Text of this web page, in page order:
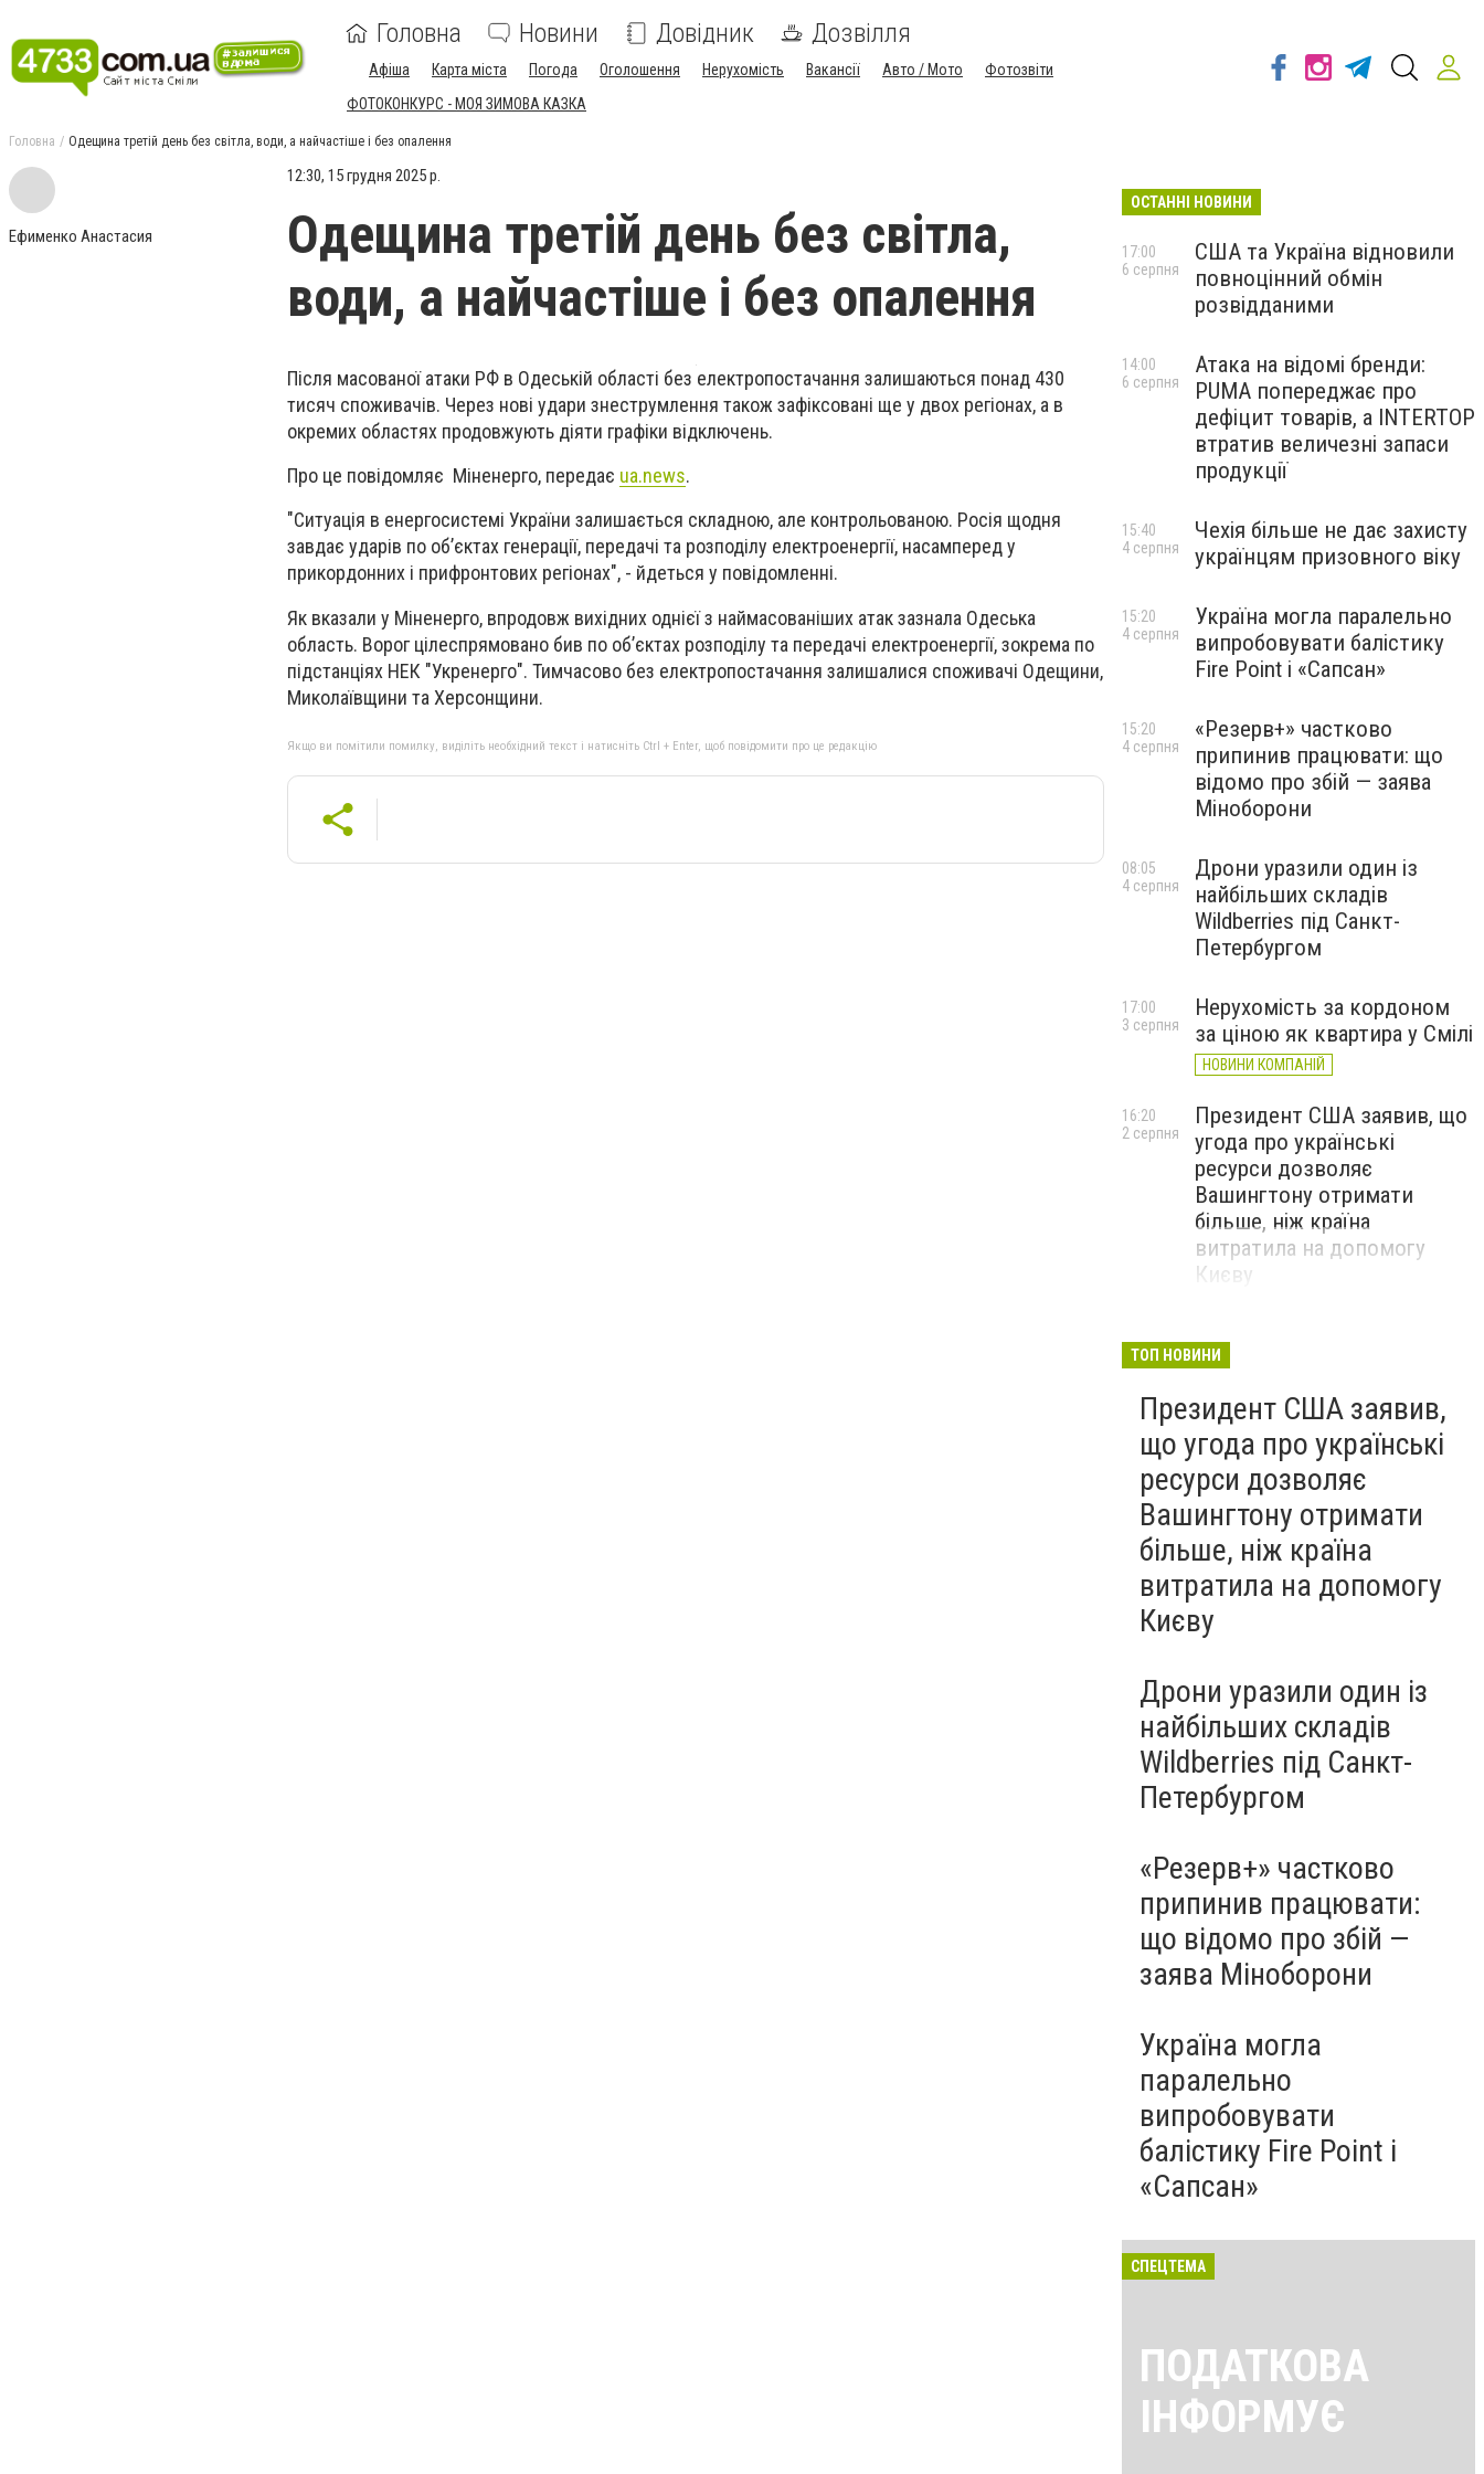
Головна Новини Довідник Дозвілля
Афіша Карта міста Погода Оголошення Нерухомість Вакансії Авто / Мото
Фотозвіти
ФОТОКОНКУРС - МОЯ ЗИМОВА КАЗКА
Головна Одещина третій день без світла, води, а найчастіше і без опалення
Ефименко Анастасия
12:30, 15 грудня 2025 р.
Одещина третій день без світла,
води, а найчастіше і без опалення
Після масованої атаки РФ в Одеській області без електропостачання залишаються понад 430
тисяч споживачів. Через нові удари знеструмлення також зафіксовані ще у двох регіонах, а в
окремих областях продовжують діяти графіки відключень.
Про це повідомляє Міненерго, передає ua.news.
"Ситуація в енергосистемі України залишається складною, але контрольованою. Росія щодня
завдає ударів по об’єктах генерації, передачі та розподілу електроенергії, насамперед у
прикордонних і прифронтових регіонах", - йдеться у повідомленні.
Як вказали у Міненерго, впродовж вихідних однієї з наймасованіших атак зазнала Одеська
область. Ворог цілеспрямовано бив по об’єктах розподілу та передачі електроенергії, зокрема по
підстанціях НЕК "Укренерго". Тимчасово без електропостачання залишалися споживачі Одещини,
Миколаївщини та Херсонщини.
Якщо ви помітили помилку, виділіть необхідний текст і натисніть Ctrl + Enter, щоб повідомити про це редакцію
ОСТАННІ НОВИНИ
США та Україна відновили
повноцінний обмін
розвідданими
17:00
6 серпня
Атака на відомі бренди:
PUMA попереджає про
дефіцит товарів, а INTERTOP
втратив величезні запаси
продукції
14:00
6 серпня
Чехія більше не дає захисту
українцям призовного віку
15:40
4 серпня
Україна могла паралельно
випробовувати балістику
Fire Point і «Сапсан»
15:20
4 серпня
«Резерв+» частково
припинив працювати: що
відомо про збій — заява
Міноборони
15:20
4 серпня
Дрони уразили один із
найбільших складів
Wildberries під Санкт-
Петербургом
08:05
4 серпня
Нерухомість за кордоном
за ціною як квартира у Смілі
НОВИНИ КОМПАНІЙ
17:00
3 серпня
Президент США заявив, що
угода про українські
ресурси дозволяє
Вашингтону отримати
більше, ніж країна
витратила на допомогу
Києву
16:20
2 серпня
ТОП НОВИНИ
Президент США заявив,
що угода про українські
ресурси дозволяє
Вашингтону отримати
більше, ніж країна
витратила на допомогу
Києву
Дрони уразили один із
найбільших складів
Wildberries під Санкт-
Петербургом
«Резерв+» частково
припинив працювати:
що відомо про збій —
заява Міноборони
Україна могла
паралельно
випробовувати
балістику Fire Point і
«Сапсан»
СПЕЦТЕМА
ПОДАТКОВА
ІНФОРМУЄ